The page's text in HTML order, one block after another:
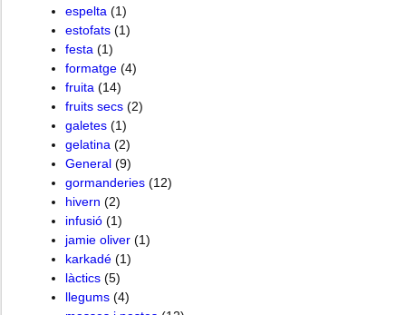
espelta (1)
estofats (1)
festa (1)
formatge (4)
fruita (14)
fruits secs (2)
galetes (1)
gelatina (2)
General (9)
gormanderies (12)
hivern (2)
infusió (1)
jamie oliver (1)
karkadé (1)
làctics (5)
llegums (4)